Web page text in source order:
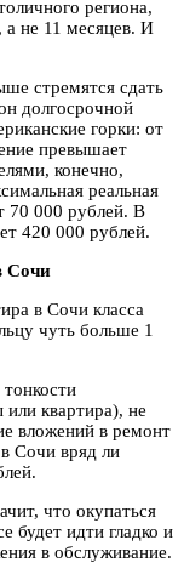
региона,
а не 11 месяцев. И
стремятся сдать
долгосрочной
горки: от
превышает
конечно,
реальная
70 000 рублей. В
420 000 рублей.
Сочи
в Сочи класса
чуть больше 1
тонкости
квартира), не
вложений в ремонт
Сочи вряд ли
что окупаться
будет идти гладко и
в обслуживание.